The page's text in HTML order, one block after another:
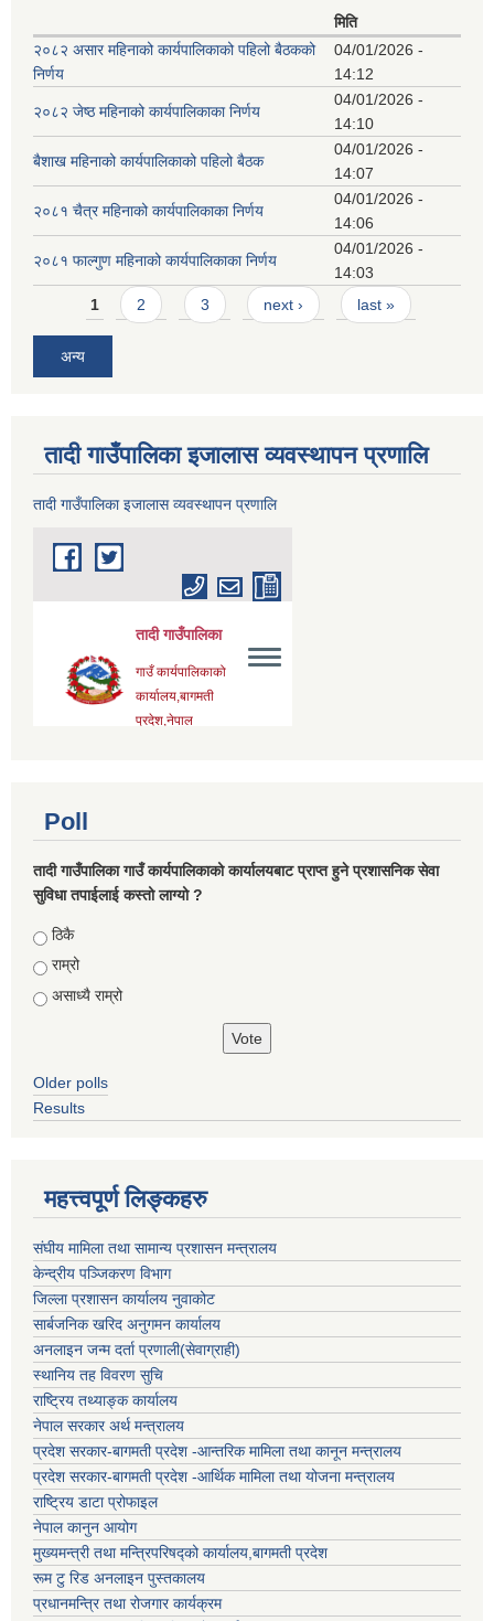
मिति
२०८२ असार महिनाको कार्यपालिकाको पहिलो बैठकको
निर्णय
04/01/2026 -
14:12
२०८२ जेष्ठ महिनाको कार्यपालिकाका निर्णय
04/01/2026 -
14:10
बैशाख महिनाको कार्यपालिकाको पहिलो बैठक
04/01/2026 -
14:07
२०८१ चैत्र महिनाको कार्यपालिकाका निर्णय
04/01/2026 -
14:06
२०८१ फाल्गुण महिनाको कार्यपालिकाका निर्णय
04/01/2026 -
14:03
Pages
1 2 3 next › last »
अन्य
तादी गाउँपालिका इजालास व्यवस्थापन प्रणालि
तादी गाउँपालिका इजालास व्यवस्थापन प्रणालि
Poll
तादी गाउँपालिका गाउँ कार्यपालिकाको कार्यालयबाट प्राप्त हुने प्रशासनिक सेवा
सुविधा तपाईलाई कस्तो लाग्यो ?
Choices
ठिकै
राम्रो
असाध्यै राम्रो
Older polls
Results
महत्त्वपूर्ण लिङ्कहरु
संघीय मामिला तथा सामान्य प्रशासन मन्त्रालय
केन्द्रीय पञ्जिकरण विभाग
जिल्ला प्रशासन कार्यालय नुवाकोट
सार्बजनिक खरिद अनुगमन कार्यालय
अनलाइन जन्म दर्ता प्रणाली(सेवाग्राही)
स्थानिय तह विवरण सुचि
राष्ट्रिय तथ्याङ्क कार्यालय
नेपाल सरकार अर्थ मन्त्रालय
प्रदेश सरकार-बागमती प्रदेश -आन्तरिक मामिला तथा कानून मन्त्रालय
प्रदेश सरकार-बागमती प्रदेश -आर्थिक मामिला तथा योजना मन्त्रालय
राष्ट्रिय डाटा प्रोफाइल
नेपाल कानुन आयोग
मुख्यमन्त्री तथा मन्त्रिपरिषद्को कार्यालय,बागमती प्रदेश
रूम टु रिड अनलाइन पुस्तकालय
प्रधानमन्त्रि तथा रोजगार कार्यक्रम